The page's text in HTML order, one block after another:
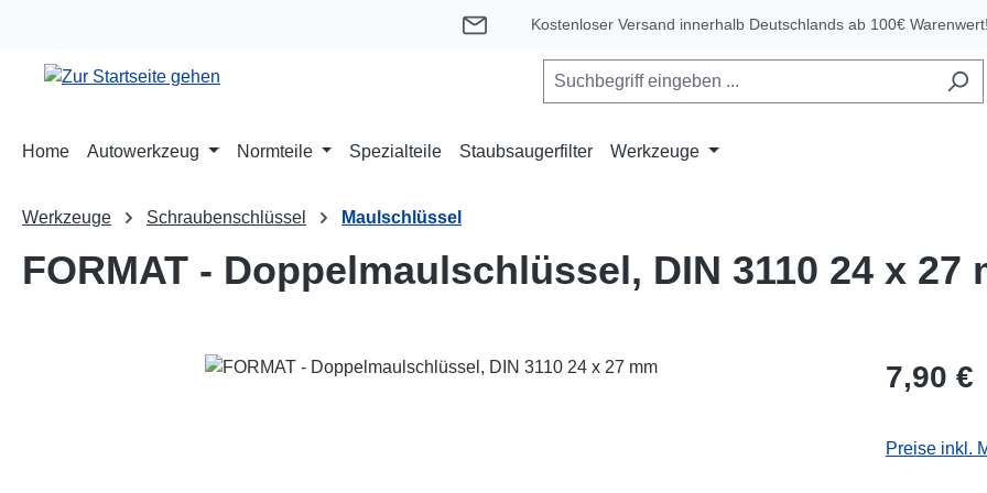
Kostenloser Versand innerhalb Deutschlands ab 100€ Warenwert!
Home Autowerkzeug Normteile Spezialteile Staubsaugerfilter Werkzeuge
Werkzeuge Schraubenschlüssel Maulschlüssel
FORMAT - Doppelmaulschlüssel, DIN 3110 24 x 27
Bildergalerie überspringen Regulärer
7,90 €
Preise inkl.